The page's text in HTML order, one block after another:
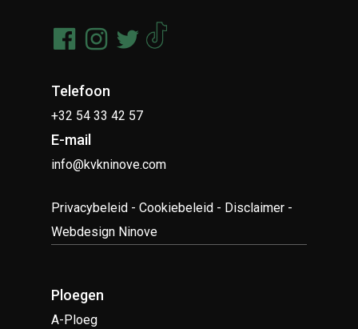
Telefoon
+32 54 33 42 57
E-mail
info@kvkninove.com
Privacybeleid -Cookiebeleid - Disclaimer -
Webdesign Ninove
Ploegen
A-Ploeg